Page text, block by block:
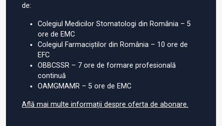
de:
Colegiul Medicilor Stomatologi din România – 5
ore de EMC
Colegiul Farmaciștilor din România – 10 ore de
EFC
OBBCSSR – 7 ore de formare profesională
continuă
OAMGMAMR – 5 ore de EMC
Află mai multe informații despre oferta de abonare.